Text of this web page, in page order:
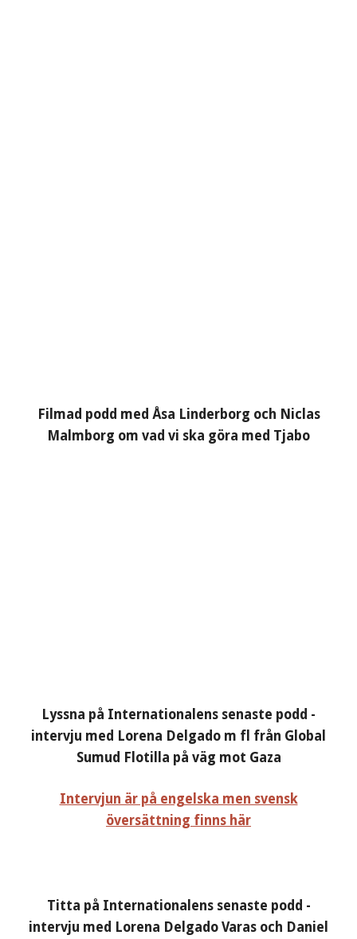
Filmad podd med Åsa Linderborg och Niclas
Malmborg om vad vi ska göra med Tjabo
Lyssna på Internationalens senaste podd -
intervju med Lorena Delgado m fl från Global
Sumud Flotilla på väg mot Gaza
Intervjun är på engelska men svensk
översättning finns här
Titta på Internationalens senaste podd -
intervju med Lorena Delgado Varas och Daniel